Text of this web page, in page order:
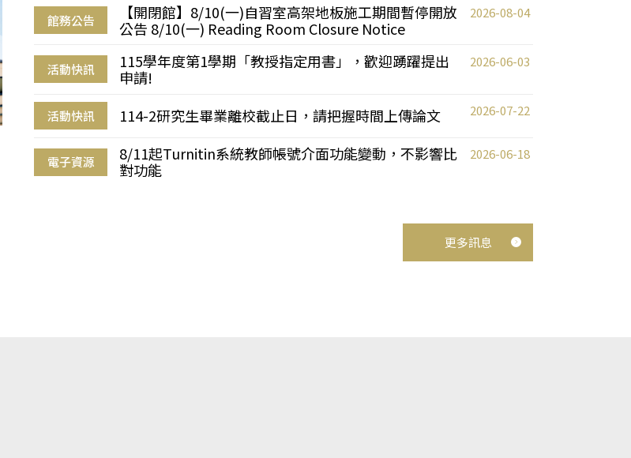
館務公告
【開閉館】8/10(一)自習室高架地板施工期間暫停開放
公告 8/10(一) Reading Room Closure Notice
2026-08-04
活動快訊
115學年度第1學期「教授指定用書」，歡迎踴躍提出
申請!
2026-06-03
活動快訊 114-2研究生畢業離校截止日，請把握時間上傳論文 2026-07-22
電子資源
8/11起Turnitin系統教師帳號介面功能變動，不影響比
對功能
2026-06-18
更多訊息